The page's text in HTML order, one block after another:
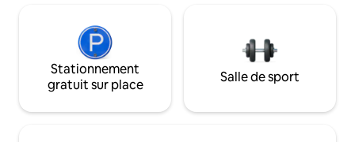
Stationnement
gratuit sur place
Salle de sport